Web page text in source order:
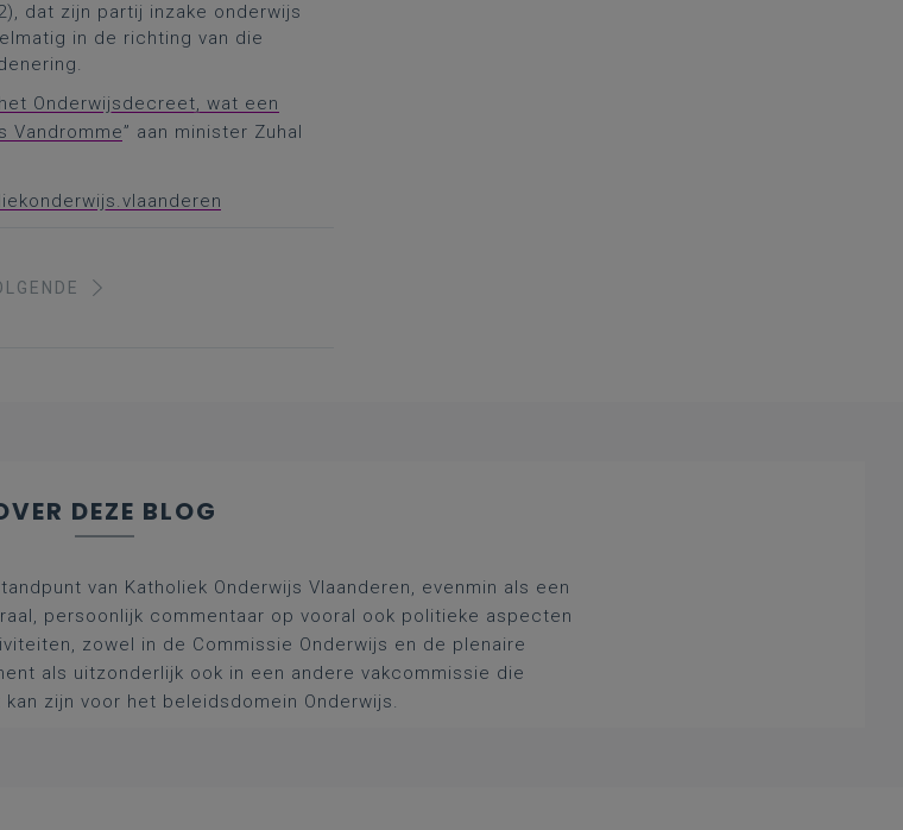
dat zijn partij inzake onderwijs
in de richting van die
Onderwijsdecreet, wat een
Vandromme” aan minister Zuhal
DEZE BLOG
van Katholiek Onderwijs Vlaanderen, evenmin als een
persoonlijk commentaar op vooral ook politieke aspecten
zowel in de Commissie Onderwijs en de plenaire
als uitzonderlijk ook in een andere vakcommissie die
zijn voor het beleidsdomein Onderwijs.